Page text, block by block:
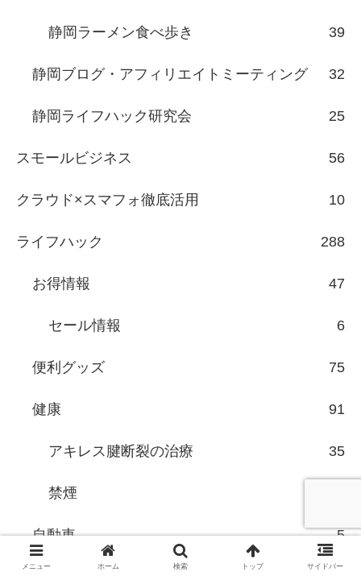
静岡ラーメン食べ歩き 39
静岡ブログ・アフィリエイトミーティング 32
静岡ライフハック研究会 25
スモールビジネス 56
クラウド×スマフォ徹底活用 10
ライフハック 288
お得情報 47
セール情報 6
便利グッズ 75
健康 91
アキレス腱断裂の治療 35
禁煙
自動車 5
メニュー ホーム 検索 トップ サイドバー